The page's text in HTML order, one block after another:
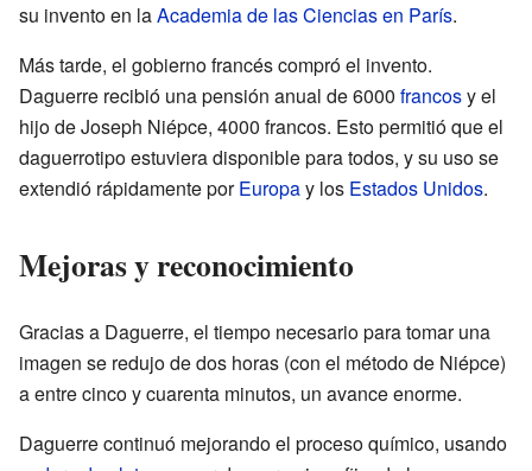
su invento en laAcademia de las Ciencias en París.
Más tarde, el gobierno francés compró el invento.
Daguerre recibió una pensión anual de 6000 francosy el
hijo de Joseph Niépce, 4000 francos. Esto permitió que el
daguerrotipo estuviera disponible para todos, y su uso se
extendió rápidamente porEuropay los Estados Unidos.
Mejoras y reconocimiento
Gracias a Daguerre, el tiempo necesario para tomar una
imagen se redujo de dos horas (con el método de Niépce)
a entre cinco y cuarenta minutos, un avance enorme.
Daguerre continuó mejorando el proceso químico, usando